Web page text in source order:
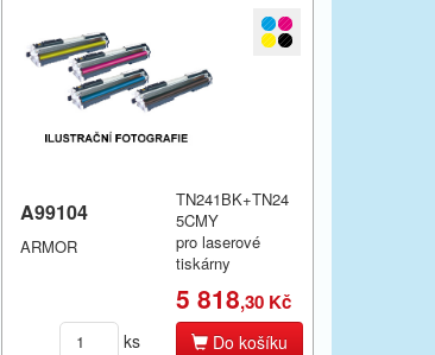
A99104
ARMOR
TN241BK+TN24
5CMY
pro laserové
tiskárny
5 818,30 Kč
ks Do košíku